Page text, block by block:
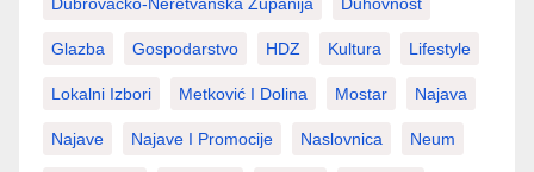
Glazba Gospodarstvo HDZ Kultura Lifestyle
Lokalni Izbori Metković I Dolina Mostar Najava
Najave Najave I Promocije Naslovnica Neum